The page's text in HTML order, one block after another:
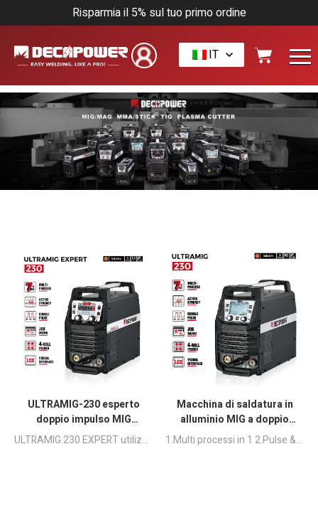
Risparmia il 5% sul tuo primo ordine
IT
ULTRAMIG-230 esperto
doppio impulso MIG
alluminio saldatrice
ULTRAMIG 230 EXPERT utilizza un circuito a ponte completo e un circuito di controllo digitale puro per ottenere saldature precise, stabili ed efficienti, adatte a progetti industriali leggeri come progetti di produzione, produzione di piccoli lotti e produzione domestica.
Macchina di saldatura in
alluminio MIG a doppio
impulso ULTRAMIG-230
1.Multi processi in 1 2.Pulse & doppio impulso disponibile Funzione sinergica e manuale 3.MIG, incontra il novizio e l'uso professionale 4.Suitable per acciaio, acciaio inossidabile, alluminio